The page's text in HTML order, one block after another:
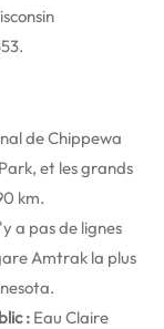
de Chippewa
et les grands
km.
a pas de lignes
Amtrak la plus
: Eau Claire